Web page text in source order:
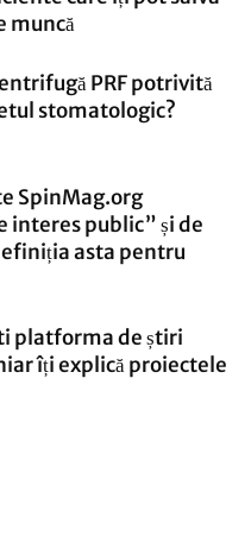
muncă
PRF potrivită
stomatologic?
SpinMag.org
interes public” și de
asta pentru
platforma de știri
îți explică proiectele